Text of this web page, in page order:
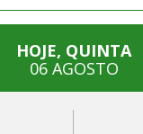
HOJE, QUINTA
06 AGOSTO